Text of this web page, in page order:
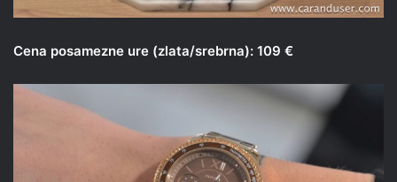
Cena posamezne ure (zlata/srebrna): 109 €